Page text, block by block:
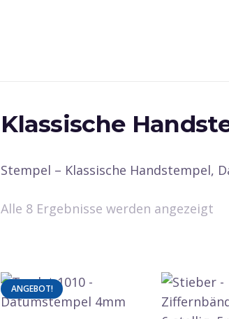
Klassische
Stempel – Klassische Handstempel,
Alle 8 Ergebnisse werden angezeigt
ANGEBOT!